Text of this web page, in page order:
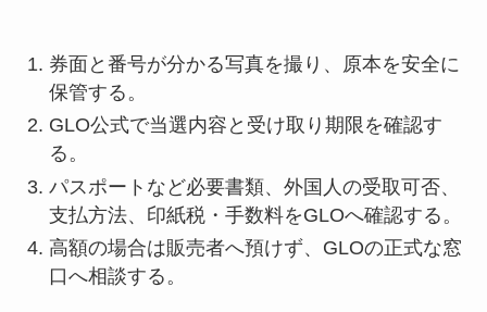
券面と番号が分かる写真を撮り、原本を安全に
保管する。
GLO公式で当選内容と受け取り期限を確認す
る。
パスポートなど必要書類、外国人の受取可否、
支払方法、印紙税・手数料をGLOへ確認する。
高額の場合は販売者へ預けず、GLOの正式な窓
口へ相談する。